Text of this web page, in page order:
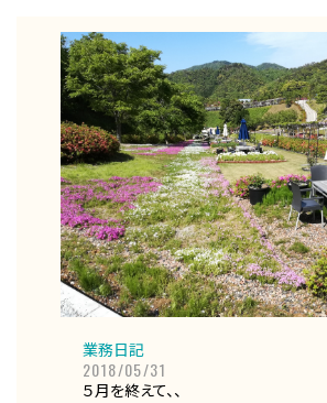
業務日記
2018/05/31
５月を終えて、、